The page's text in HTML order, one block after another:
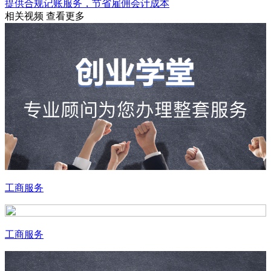
提供合规记账服务，节省雇佣会计成本
相关视频 查看更多
工商服务
工商服务